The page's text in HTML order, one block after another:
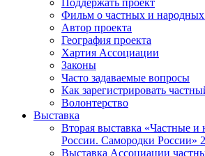
Поддержать проект
Фильм о частных и народных
Автор проекта
География проекта
Хартия Ассоциации
Законы
Часто задаваемые вопросы
Как зарегистрировать
Волонтерство
Выставка
Вторая выставка «Частные и
России. Самородки России»
Выставка Ассоциации